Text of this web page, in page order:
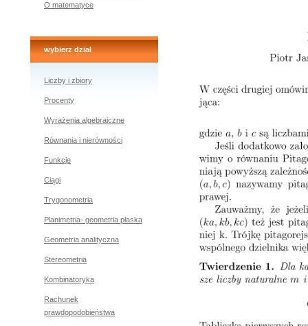
O matematyce
wybierz dział
Liczby i zbiory
Procenty
Wyrażenia algebraiczne
Równania i nierówności
Funkcje
Ciągi
Trygonometria
Planimetria- geometria płaska
Geometria analityczna
Stereometria
Kombinatoryka
Rachunek
prawdopodobieństwa